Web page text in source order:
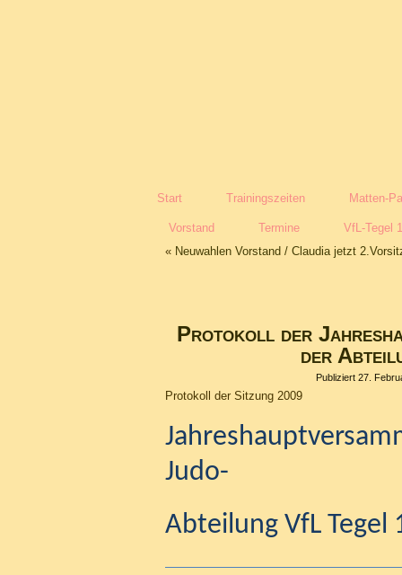
Start Trainingszeiten Matten-
Vorstand Termine
VfL-Tegel
« Neuwahlen Vorstand / Claudia jetzt
Protokoll der
der
Publiziert 27.
Protokoll der Sitzung 2009
Judo-
Abteilung VfL Tegel